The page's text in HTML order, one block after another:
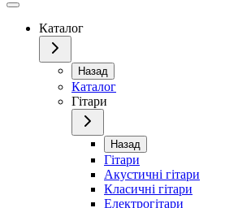
Каталог
Назад
Каталог
Гітари
Назад
Гітари
Акустичні гітари
Класичні гітари
Електрогітари